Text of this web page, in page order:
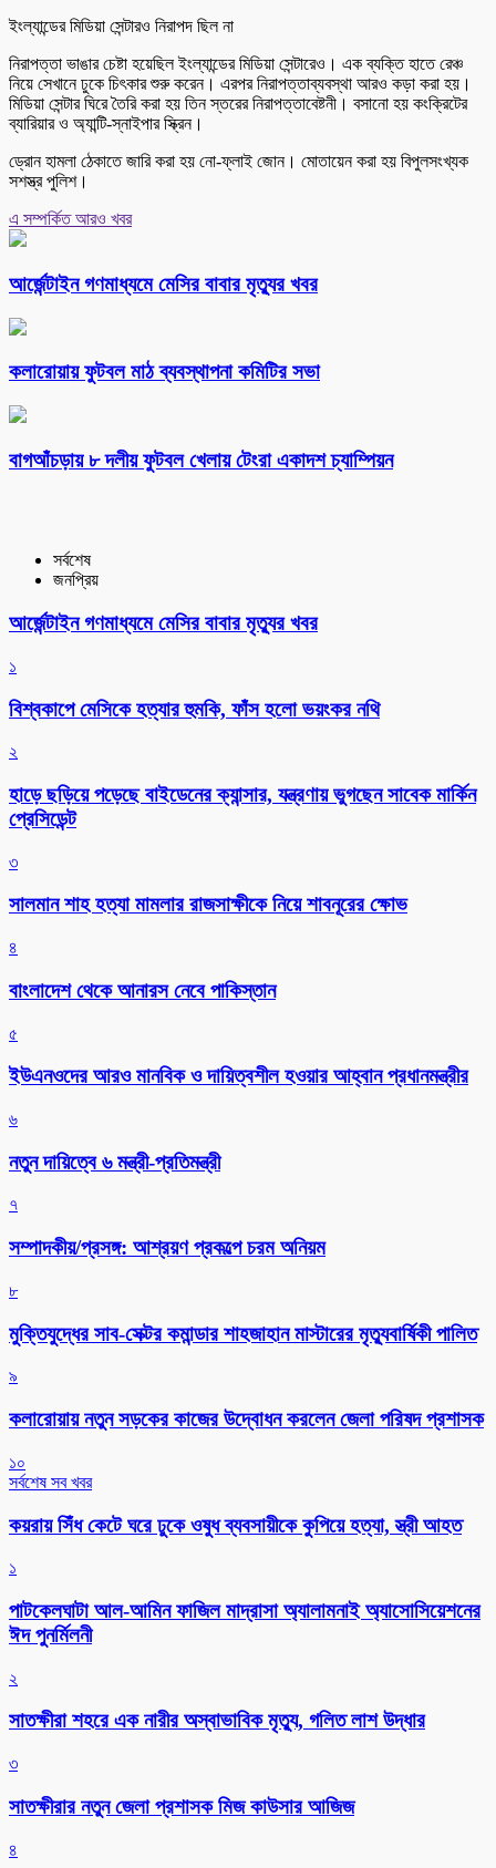
ইংল্যান্ডের মিডিয়া সেন্টারও নিরাপদ ছিল না
নিরাপত্তা ভাঙার চেষ্টা হয়েছিল ইংল্যান্ডের মিডিয়া সেন্টারেও। এক ব্যক্তি হাতে রেঞ্চ
নিয়ে সেখানে ঢুকে চিৎকার শুরু করেন। এরপর নিরাপত্তাব্যবস্থা আরও কড়া করা হয়।
মিডিয়া সেন্টার ঘিরে তৈরি করা হয় তিন স্তরের নিরাপত্তাবেষ্টনী। বসানো হয় কংক্রিটের
ব্যারিয়ার ও অ্যান্টি-স্নাইপার স্ক্রিন।
ড্রোন হামলা ঠেকাতে জারি করা হয় নো-ফ্লাই জোন। মোতায়েন করা হয় বিপুলসংখ্যক
সশস্ত্র পুলিশ।
এ সম্পর্কিত আরও খবর
আর্জেন্টাইন গণমাধ্যমে মেসির বাবার মৃত্যুর খবর
কলারোয়ায় ফুটবল মাঠ ব্যবস্থাপনা কমিটির সভা
বাগআঁচড়ায় ৮ দলীয় ফুটবল খেলায় টেংরা একাদশ চ্যাম্পিয়ন
সর্বশেষ
জনপ্রিয়
আর্জেন্টাইন গণমাধ্যমে মেসির বাবার মৃত্যুর খবর
১
বিশ্বকাপে মেসিকে হত্যার হুমকি, ফাঁস হলো ভয়ংকর নথি
২
হাড়ে ছড়িয়ে পড়েছে বাইডেনের ক্যান্সার, যন্ত্রণায় ভুগছেন সাবেক মার্কিন
প্রেসিডেন্ট
৩
সালমান শাহ হত্যা মামলার রাজসাক্ষীকে নিয়ে শাবনূরের ক্ষোভ
৪
বাংলাদেশ থেকে আনারস নেবে পাকিস্তান
৫
ইউএনওদের আরও মানবিক ও দায়িত্বশীল হওয়ার আহ্বান প্রধানমন্ত্রীর
৬
নতুন দায়িত্বে ৬ মন্ত্রী-প্রতিমন্ত্রী
৭
সম্পাদকীয়/প্রসঙ্গ: আশ্রয়ণ প্রকল্পে চরম অনিয়ম
৮
মুক্তিযুদ্ধের সাব-সেক্টর কমান্ডার শাহজাহান মাস্টারের মৃত্যুবার্ষিকী পালিত
৯
কলারোয়ায় নতুন সড়কের কাজের উদ্বোধন করলেন জেলা পরিষদ প্রশাসক
১০
সর্বশেষ সব খবর
কয়রায় সিঁধ কেটে ঘরে ঢুকে ওষুধ ব্যবসায়ীকে কুপিয়ে হত্যা, স্ত্রী আহত
১
পাটকেলঘাটা আল-আমিন ফাজিল মাদ্রাসা অ্যালামনাই অ্যাসোসিয়েশনের
ঈদ পুনর্মিলনী
২
সাতক্ষীরা শহরে এক নারীর অস্বাভাবিক মৃত্যু, গলিত লাশ উদ্ধার
৩
সাতক্ষীরার নতুন জেলা প্রশাসক মিজ কাউসার আজিজ
৪